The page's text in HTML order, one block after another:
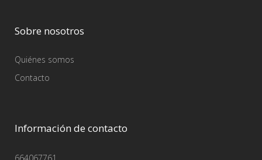
Sobre nosotros
Quiénes somos
Contacto
Información de contacto